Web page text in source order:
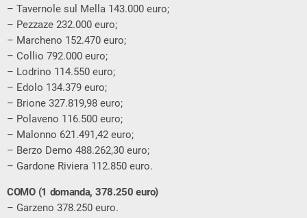
– Tavernole sul Mella 143.000 euro;
– Pezzaze 232.000 euro;
– Marcheno 152.470 euro;
– Collio 792.000 euro;
– Lodrino 114.550 euro;
– Edolo 134.379 euro;
– Brione 327.819,98 euro;
– Polaveno 116.500 euro;
– Malonno 621.491,42 euro;
– Berzo Demo 488.262,30 euro;
– Gardone Riviera 112.850 euro.
COMO (1 domanda, 378.250 euro)
– Garzeno 378.250 euro.